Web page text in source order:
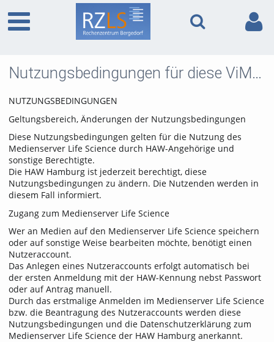
Nutzungsbedingungen für diese ViMP basierte Internetseite inkl. Unterseiten
NUTZUNGSBEDINGUNGEN
Geltungsbereich, Änderungen der Nutzungsbedingungen
Diese Nutzungsbedingungen gelten für die Nutzung des
Medienserver Life Science durch HAW-Angehörige und
sonstige Berechtigte.
Die HAW Hamburg ist jederzeit berechtigt, diese
Nutzungsbedingungen zu ändern. Die Nutzenden werden in
diesem Fall informiert.
Zugang zum Medienserver Life Science
Wer an Medien auf den Medienserver Life Science speichern
oder auf sonstige Weise bearbeiten möchte, benötigt einen
Nutzeraccount.
Das Anlegen eines Nutzeraccounts erfolgt automatisch bei
der ersten Anmeldung mit der HAW-Kennung nebst Passwort
oder auf Antrag manuell.
Durch das erstmalige Anmelden im Medienserver Life Science
bzw. die Beantragung des Nutzeraccounts werden diese
Nutzungsbedingungen und die Datenschutzerklärung zum
Medienserver Life Science der HAW Hamburg anerkannt.